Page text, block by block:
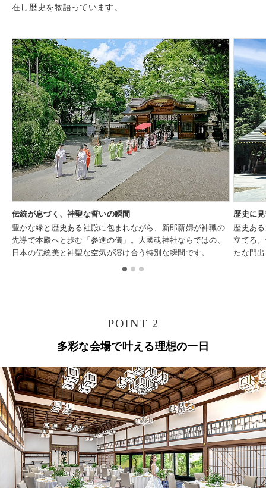
在し歴史を物語っています。
伝統が息づく、神聖な誓いの瞬間
豊かな緑と歴史ある社殿に包まれながら、新郎新婦が神職の
先導で本殿へと歩む「参進の儀」。大國魂神社ならではの、
日本の伝統美と神聖な空気が溶け合う特別な瞬間です。
歴史に
歴史あ
立てる
たな門
POINT 2
多彩な会場で叶える理想の一日